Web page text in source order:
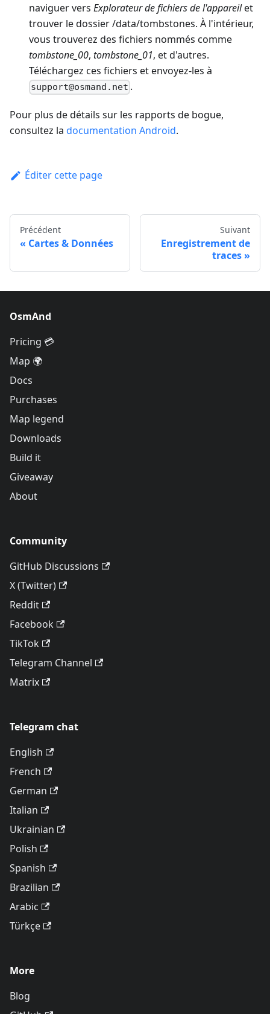
naviguer vers Explorateur de fichiers de l'appareilet
trouver le dossier /data/tombstones. À l'intérieur,
vous trouverez des fichiers nommés comme
tombstone_00, tombstone_01, et d'autres.
Téléchargez ces fichiers et envoyez-les à
support@osmand.net .
Pour plus de détails sur les rapports de bogue,
consultez la documentation Android.
Éditer cette page
Précédent
Cartes & Données
Suivant
Enregistrement de
traces
OsmAnd
Pricing 💳
Map 🌍
Docs
Purchases
Map legend
Downloads
Build it
Giveaway
About
Community
GitHub Discussions
X (Twitter)
Reddit
Facebook
TikTok
Telegram Channel
Matrix
Telegram chat
English
French
German
Italian
Ukrainian
Polish
Spanish
Brazilian
Arabic
Türkçe
More
Blog